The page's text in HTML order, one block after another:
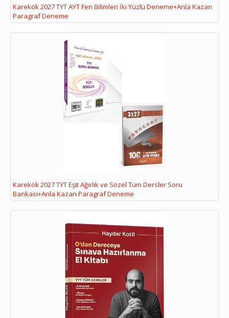
Karekök 2027 TYT AYT Fen Bilimleri İki Yüzlü Deneme+Anla Kazan
Paragraf Deneme
Karekök 2027 TYT Eşit Ağırlık ve Sözel Tüm Dersler Soru
Bankası+Anla Kazan Paragraf Deneme